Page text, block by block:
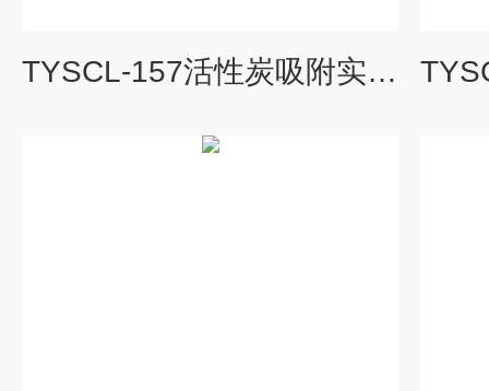
TYSCL-157活性炭吸附实验设备（双柱）|水处理工程实验装置